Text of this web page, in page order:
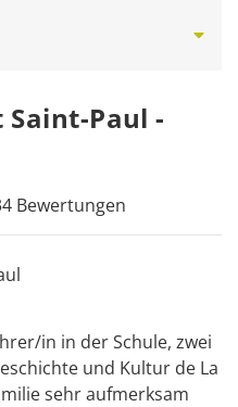
Paul -
Bewertungen
in in der Schule, zwei
und Kultur de La
sehr aufmerksam